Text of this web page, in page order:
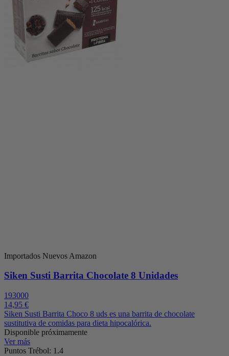
Importados Nuevos Amazon
Siken Susti Barrita Chocolate 8 Unidades
193000
14,95 €
Siken Susti Barrita Choco 8 uds es una barrita de chocolate
sustitutiva de comidas para dieta hipocalórica.
Disponible próximamente
Ver más
Puntos Trébol: 1.4